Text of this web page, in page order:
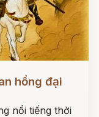
hồng đại
nổi tiếng thời